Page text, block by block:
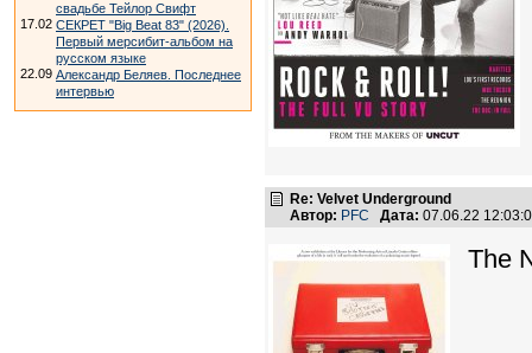
свадьбе Тейлор Свифт
17.02 СЕКРЕТ "Big Beat 83" (2026).
Первый мерсибит-альбом на
русском языке
22.09 Александр Беляев. Последнее
интервью
Re: Velvet Underground
Автор: PFC Дата: 07.06.22
The